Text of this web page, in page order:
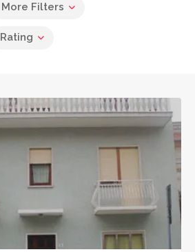
More Filters
Rating